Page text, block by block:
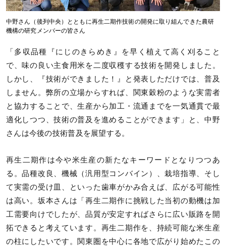
中野さん（後列中央）とともに再生二期作技術の開発に取り組んできた農研
機構の研究メンバーの皆さん
「多収品種『にじのきらめき』を早く植えて高く刈ること
で、味の良い主食用米を二度収穫する技術を開発しました。
しかし、『技術ができました！』と発表しただけでは、普及
しません。弊所の立場からすれば、関東穀粉のような実需者
と協力することで、生産から加工・流通までを一気通貫で最
適化しつつ、技術の普及を進めることができます」と、中野
さんは今後の技術普及を展望する。
再生二期作は今や米生産の新たなキーワードとなりつつあ
る。品種改良、機械（汎用型コンバイン）、栽培指導、そし
て実需の受け皿、といった歯車がかみ合えば、広がる可能性
は高い。坂本さんは「再生二期作に挑戦した当初の動機は加
工需要向けでしたが、品質が安定すればさらに広い販路を開
拓できると考えています。再生二期作を、持続可能な米生産
の柱にしたいです。関東圏を中心に各地で広がり始めたこの